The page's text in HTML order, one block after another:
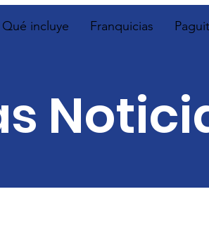
Qué incluye Franquicias